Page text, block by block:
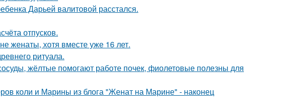
Дарьей валитовой расстался.
отпусков.
женаты, хотя вместе уже 16 лет.
ритуала.
жёлтые помогают работе почек, фиолетовые полезны для
коли и Марины из блога "Женат на Марине" - наконец